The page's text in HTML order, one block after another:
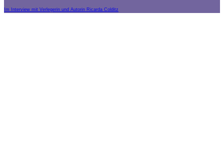
Im Interview mit Verlegerin und Autorin Ricarda Colditz